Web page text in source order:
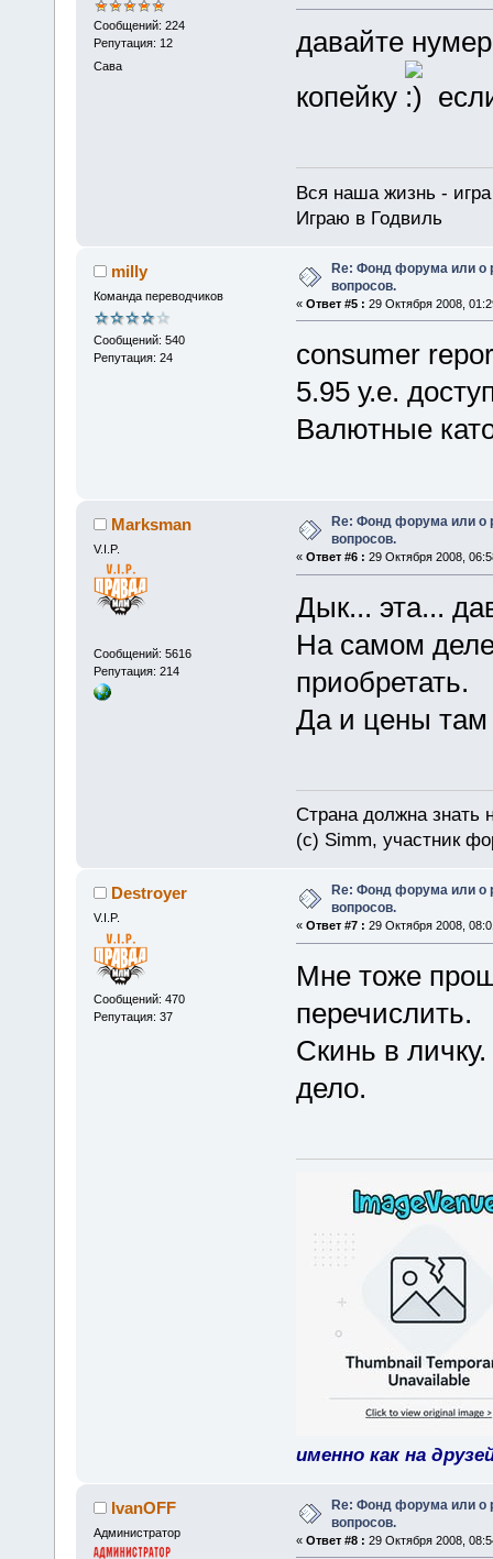
Сообщений: 224
Репутация: 12
Сава
давайте
копейку
Вся наша жизнь -
Играю в Годвиль
milly
Команда переводчиков
Сообщений: 540
Репутация: 24
Re: Фонд форума или
вопросов.
« Ответ #5 : 29 Октября 2008,
consumer
5.95 у.е.
Валютные
Marksman
V.I.P.
Сообщений: 5616
Репутация: 214
Re: Фонд форума или
вопросов.
« Ответ #6 : 29 Октября 2008,
Дык... эта...
На самом
приобретать.
Да и цены там
Страна должна знать
(c) Simm, участник
Destroyer
V.I.P.
Сообщений: 470
Репутация: 37
Re: Фонд форума или
вопросов.
« Ответ #7 : 29 Октября 2008,
Мне тоже
перечислить.
Скинь в
дело.
именно как на
IvanOFF
Администратор
Re: Фонд форума или о
вопросов.
« Ответ #8 : 29 Октября 2008,